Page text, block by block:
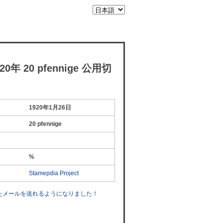
年 20 pfennige 公用切
1920年1月26日
20 pfennige
%
Stamepdia Project
ールを送れるようになりました！